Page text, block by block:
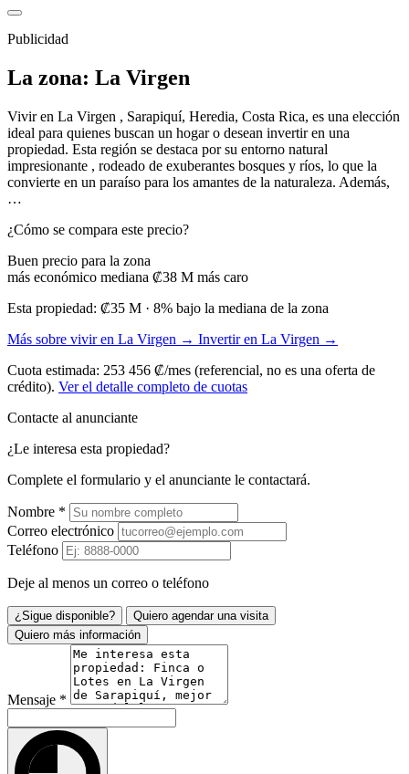
Publicidad
La zona: La Virgen
Vivir en La Virgen , Sarapiquí, Heredia, Costa Rica, es una elección
ideal para quienes buscan un hogar o desean invertir en una
propiedad. Esta región se destaca por su entorno natural
impresionante , rodeado de exuberantes bosques y ríos, lo que la
convierte en un paraíso para los amantes de la naturaleza. Además,
…
¿Cómo se compara este precio?
Buen precio para la zona
más económico mediana ₡38 M más caro
Esta propiedad: ₡35 M · 8% bajo la mediana de la zona
Más sobre vivir en La Virgen → Invertir en La Virgen →
Cuota estimada: 253 456 ₡/mes (referencial, no es una oferta de
crédito). Ver el detalle completo de cuotas
Contacte al anunciante
¿Le interesa esta propiedad?
Complete el formulario y el anunciante le contactará.
Nombre *
Correo electrónico
Teléfono
Deje al menos un correo o teléfono
¿Sigue disponible?
Quiero agendar una visita
Quiero más información
Mensaje *